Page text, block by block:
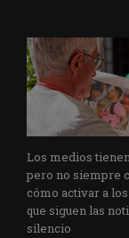
Los medios
pero no siempre
cómo activar a
que siguen las
silencio